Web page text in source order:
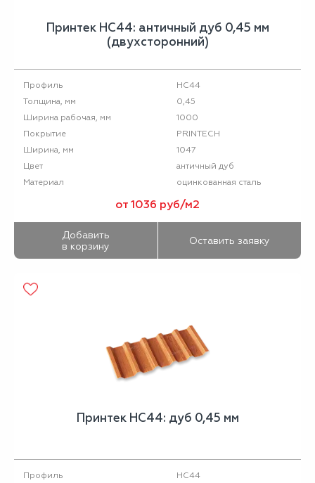
Принтек НС44: античный дуб 0,45 мм
(двухсторонний)
Профиль
НС44
Толщина, мм
0,45
Ширина рабочая, мм
1000
Покрытие
PRINTECH
Ширина, мм
1047
Цвет
античный дуб
Материал
оцинкованная сталь
от 1036 руб/м2
Добавить
в корзину
Оставить заявку
Принтек НС44: дуб 0,45 мм
Профиль
НС44